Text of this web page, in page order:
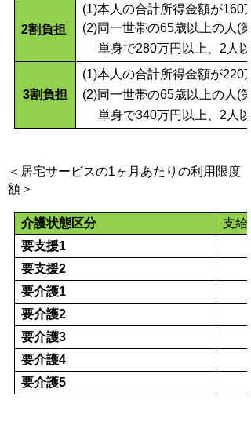
2割負担
(1)本人の合計所得金額が160
(2)同一世帯の65歳以上の人(
単身で280万円以上、2人
3割負担
(1)本人の合計所得金額が220
(2)同一世帯の65歳以上の人(
単身で340万円以上、2人
＜居宅サービスの1ヶ月あたりの利用限度
額＞
介護状態区分
支給
要支援1
要支援2
要介護1
要介護2
要介護3
要介護4
要介護5